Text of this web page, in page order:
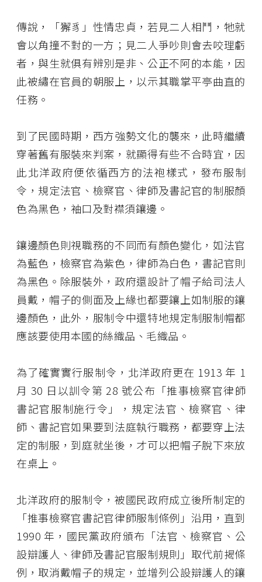
傳說，「獬豸」性情忠貞，若見二人相鬥，牠就
會以角撞不對的一方；見二人爭吵則會去咬理虧
者，與生就俱有辨別是非、公正不阿的本能，因
此被繡在官員的朝服上，以示其職掌平亭曲直的
任務。
到了民國時期，西方強勢文化的襲來，此時繼續
穿著舊有服裝來判案，就顯得有些不合時宜，因
此北洋政府便依循西方的法袍樣式，發布服制
令，規定法官、檢察官、律師及書記官的制服顏
色為黑色，袖口及對襟須鑲邊。
鑲邊顏色則視職務的不同而有顏色變化，如法官
為藍色，檢察官為紫色，律師為白色，書記官則
為黑色。除服裝外，政府還設計了帽子給司法人
員戴，帽子的側面及上緣也都要鑲上如制服的鑲
邊顏色，此外，服制令中還特地規定制服制帽都
應該要使用本國的絲織品、毛織品。
為了確實實行服制令，北洋政府更在 1913 年 1
月 30 日以訓令第 28 號公布「推事檢察官律師
書記官服制施行令」，規定法官、檢察官、律
師、書記官如果要到法庭執行職務，都要穿上法
定的制服，到庭就坐後，才可以把帽子脫下來放
在桌上。
北洋政府的服制令，被國民政府成立後所制定的
「推事檢察官書記官律師服制條例」沿用，直到
1990 年，國民黨政府頒布「法官、檢察官、公
設辯護人、律師及書記官服制規則」取代前揭條
例，取消戴帽子的規定，並增列公設辯護人的鑲